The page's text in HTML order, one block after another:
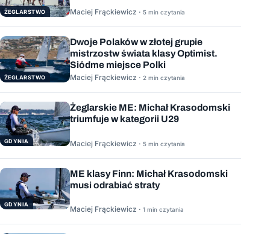
ŻEGLARSTWO Maciej Frąckiewicz · 5 min czytania
ŻEGLARSTWO
Dwoje Polaków w złotej grupie
mistrzostw świata klasy Optimist.
Siódme miejsce Polki
Maciej Frąckiewicz · 2 min czytania
GDYNIA
Żeglarskie ME: Michał Krasodomski
triumfuje w kategorii U29
Maciej Frąckiewicz · 5 min czytania
GDYNIA
ME klasy Finn: Michał Krasodomski
musi odrabiać straty
Maciej Frąckiewicz · 1 min czytania